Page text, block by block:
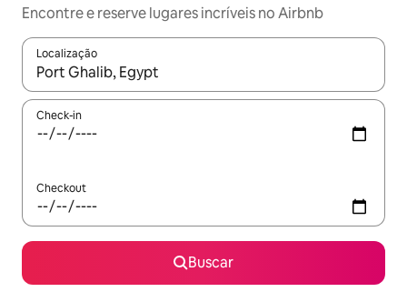
Encontre e reserve lugares incríveis no Airbnb
Localização
Quando os resultados estiverem disponíveis, explore-os
Check-in
Checkout
Buscar